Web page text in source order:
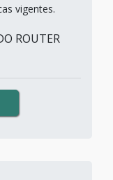
vigentes.
ROUTER